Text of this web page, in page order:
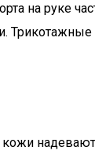
на руке